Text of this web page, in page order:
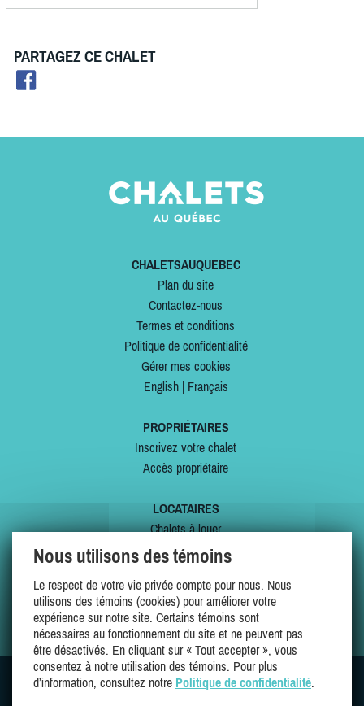
PARTAGEZ CE CHALET
CHALETSAUQUEBEC
Plan du site
Contactez-nous
Termes et conditions
Politique de confidentialité
Gérer mes cookies
English| Français
PROPRIÉTAIRES
Inscrivez votre chalet
Accès propriétaire
LOCATAIRES
Chalets à louer
Chalets à vendre
Offres spéciales
Mes favoris
SUIVEZ-NOUS SUR
Nous utilisons des témoins
Le respect de votre vie privée compte pour nous. Nous
utilisons des témoins (cookies) pour améliorer votre
expérience sur notre site. Certains témoins sont
nécessaires au fonctionnement du site et ne peuvent pas
être désactivés. En cliquant sur « Tout accepter », vous
consentez à notre utilisation des témoins. Pour plus
d’information, consultez notre Politique de confidentialité.